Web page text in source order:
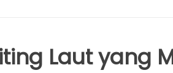
Laut yang